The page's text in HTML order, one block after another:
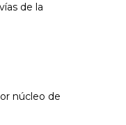
de la
núcleo de